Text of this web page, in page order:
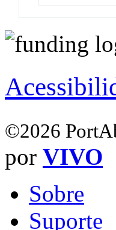
©2026
por VIVO
Sobre
Suporte